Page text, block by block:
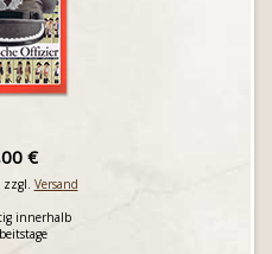
€
Versand
innerhalb